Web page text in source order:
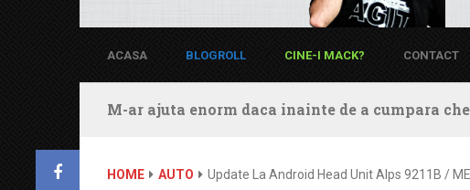
ACASA BLOGROLL CINE-I MACK? CONTACT
M-ar ajuta enorm daca inainte de a cumpara
HOME AUTO Update La Android Head Unit Alps 9211B /